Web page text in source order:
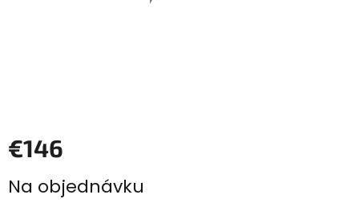
€146
cena:
Na objednávku